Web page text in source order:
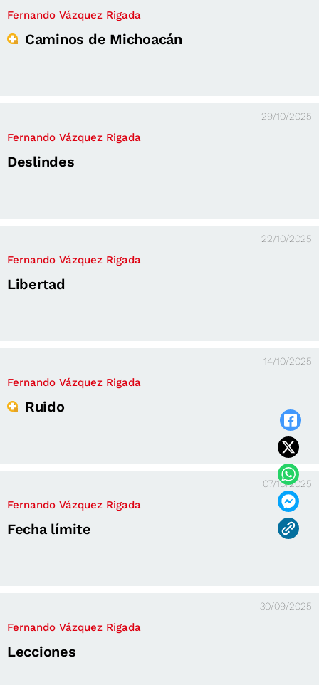
Fernando Vázquez Rigada
Caminos de Michoacán
29/10/2025
Fernando Vázquez Rigada
Deslindes
22/10/2025
Fernando Vázquez Rigada
Libertad
14/10/2025
Fernando Vázquez Rigada
Ruido
07/10/2025
Fernando Vázquez Rigada
Fecha límite
30/09/2025
Fernando Vázquez Rigada
Lecciones